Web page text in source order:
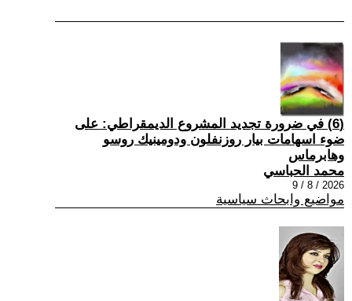
(6) في ضرورة تجديد المشروع الديمقراطي: على
ضوء اسهامات بيار روزنفلون ودومينيك روسو
وهابرماس
محمد الحباسي
2026 / 8 / 9
مواضيع وابحاث سياسية